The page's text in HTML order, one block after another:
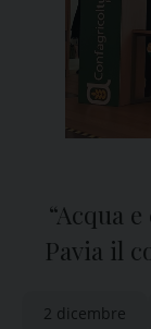
“Acqua
Pavia il
2 dicembre